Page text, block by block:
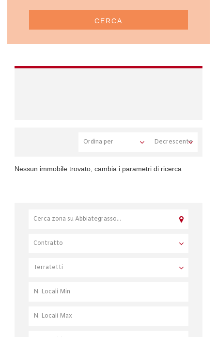
CERCA
Nessun immobile trovato, cambia i parametri di ricerca